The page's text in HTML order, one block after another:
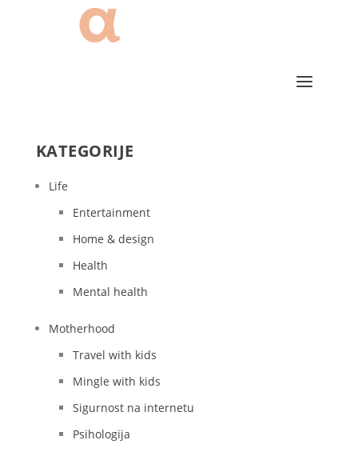
KATEGORIJE
Life
Entertainment
Home & design
Health
Mental health
Motherhood
Travel with kids
Mingle with kids
Sigurnost na internetu
Psihologija